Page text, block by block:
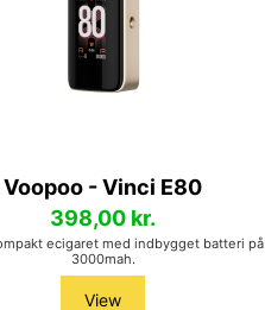
Voopoo - Vinci E80
398,00 kr.
ecigaret med indbygget batteri på
3000mah.
View